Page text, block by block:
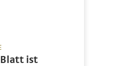
Blatt ist